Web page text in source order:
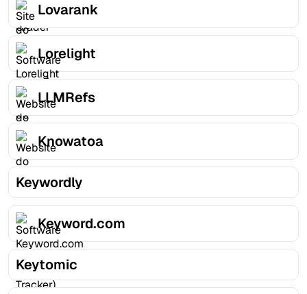
Lovarank
Lorelight
LLMRefs
Knowatoa
Keywordly
Keyword.com
Keytomic